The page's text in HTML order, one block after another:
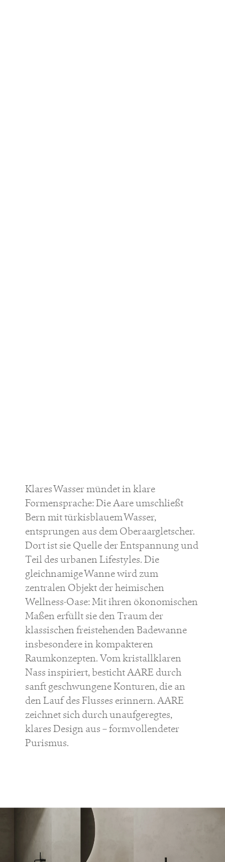
Klares Wasser mündet in klare
Formensprache: Die Aare umschließt
Bern mit türkisblauem Wasser,
entsprungen aus dem Oberaargletscher.
Dort ist sie Quelle der Entspannung und
Teil des urbanen Lifestyles. Die
gleichnamige Wanne wird zum
zentralen Objekt der heimischen
Wellness-Oase: Mit ihren ökonomischen
Maßen erfüllt sie den Traum der
klassischen freistehenden Badewanne
insbesondere in kompakteren
Raumkonzepten. Vom kristallklaren
Nass inspiriert, besticht AARE durch
sanft geschwungene Konturen, die an
den Lauf des Flusses erinnern. AARE
zeichnet sich durch unaufgeregtes,
klares Design aus – formvollendeter
Purismus.